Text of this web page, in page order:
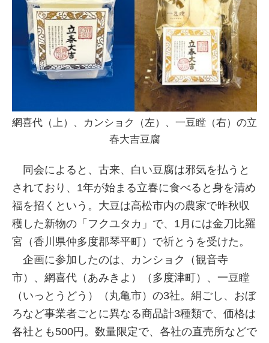
網喜代（上）、カンショク（左）、一豆瞠（右）の立
春大吉豆腐
同会によると、古来、白い豆腐は邪気を払うと
されており、1年が始まる立春に食べると身を清め
福を招くという。大豆は高松市内の農家で昨秋収
穫した新物の「フクユタカ」で、1月には金刀比羅
宮（香川県仲多度郡琴平町）で祈とうを受けた。
企画に参加したのは、カンショク（観音寺
市）、網喜代（あみきよ）（多度津町）、一豆瞠
（いっとうどう）（丸亀市）の3社。絹ごし、おぼ
ろなど事業者ごとに異なる商品計3種類で、価格は
各社とも500円。数量限定で、各社の直売所などで